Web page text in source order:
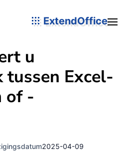
ExtendOffice
u
tussen Excel-
of -
2025-04-09